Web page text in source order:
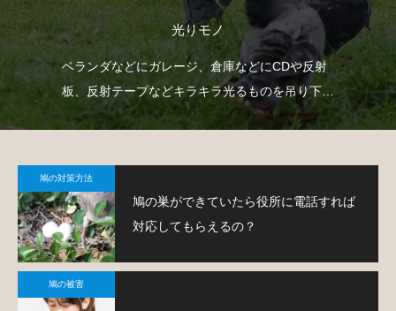
光りモノ
ベランダなどにガレージ、倉庫などにCDや反射
板、反射テープなどキラキラ光るものを吊り下げ
て、鳩を寄り付きにくくするという方法です。
鳩の対策方法
鳩の巣ができていたら役所に電話すれば
対応してもらえるの？
鳩の被害